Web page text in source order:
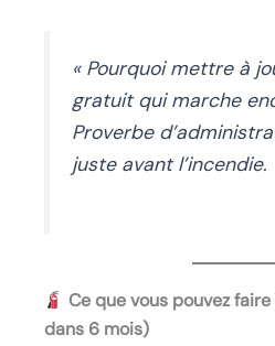
« Pourquoi mettre à
gratuit qui marche
Proverbe
juste avant l’incendie.
Ce que vous pouvez
dans 6 mois)